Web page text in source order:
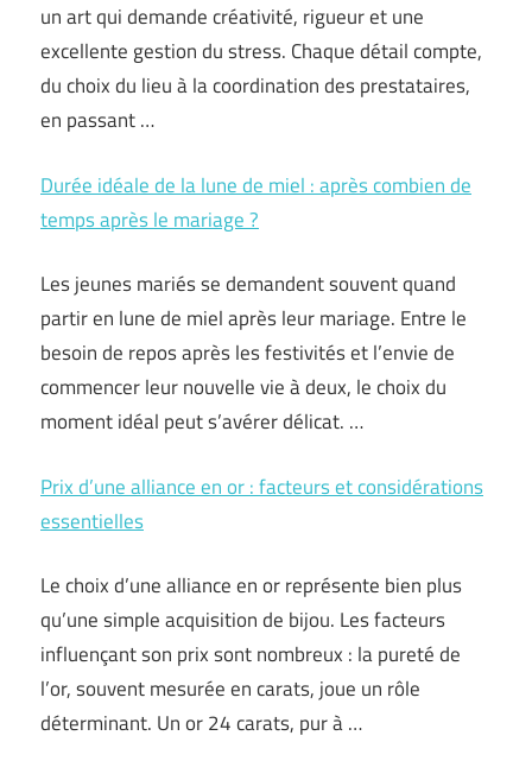
un art qui demande créativité, rigueur et une
excellente gestion du stress. Chaque détail compte,
du choix du lieu à la coordination des prestataires,
en passant …
Durée idéale de la lune de miel : après combien de
temps après le mariage ?
Les jeunes mariés se demandent souvent quand
partir en lune de miel après leur mariage. Entre le
besoin de repos après les festivités et l’envie de
commencer leur nouvelle vie à deux, le choix du
moment idéal peut s’avérer délicat. …
Prix d’une alliance en or : facteurs et considérations
essentielles
Le choix d’une alliance en or représente bien plus
qu’une simple acquisition de bijou. Les facteurs
influençant son prix sont nombreux : la pureté de
l’or, souvent mesurée en carats, joue un rôle
déterminant. Un or 24 carats, pur à …